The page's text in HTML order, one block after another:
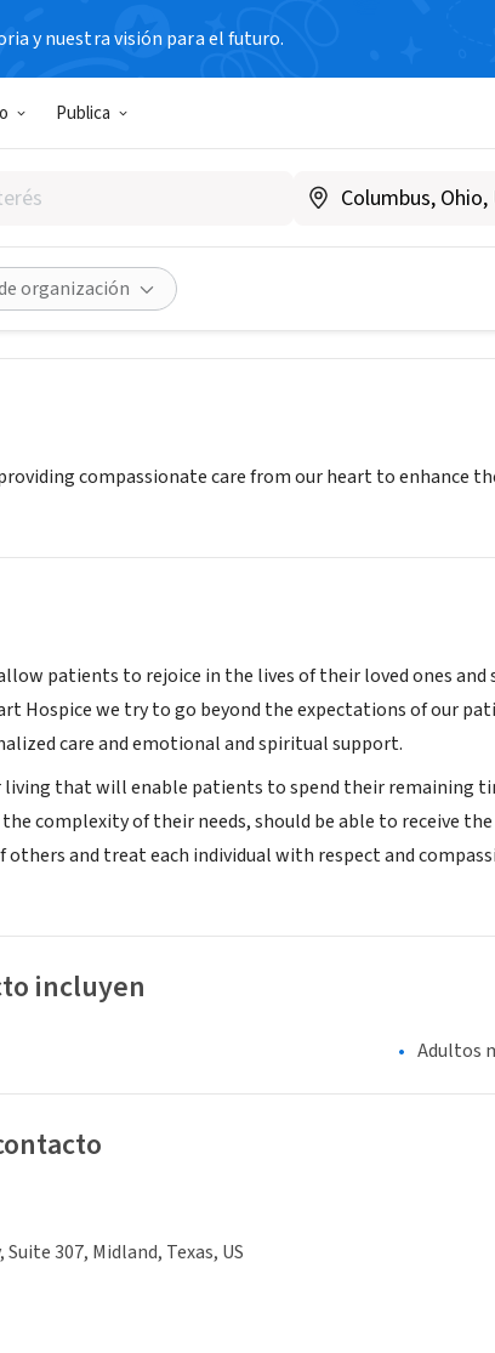
y nuestra visión para el futuro.
Publica
organización
Hospice
location/permian-basin/
compassionate care from our heart to
patients to rejoice in the lives of their loved ones
Hospice we try to go beyond the expectations of our
care and emotional and spiritual support.
living that will enable patients to spend their remaining
complexity of their needs, should be able to receive
others and treat each individual with respect and
incluyen
Adultos
307, Midland, Texas, US